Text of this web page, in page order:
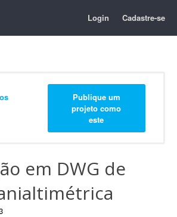
Login Cadastre-se
Publique um
projeto como
este
em DWG de